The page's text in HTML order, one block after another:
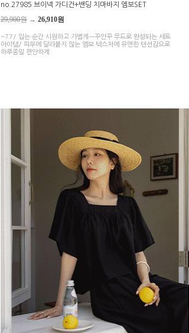
no.27985 브이넥 가디건+밴딩 치마바지 엠보SET
29,900원 → 26,910원
~77/ 입는 순간 시원하고 가볍게—꾸안꾸 무드로 완성되는 세트
아이템/ 피부에 달라붙지 않는 엠보 텍스처에 유연한 텐션감으로
하루종일 편안하게